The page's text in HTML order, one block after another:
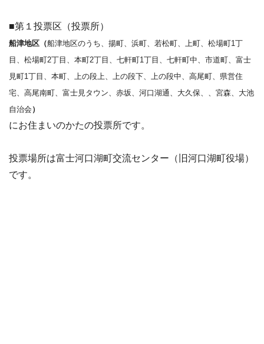
■第１投票区（投票所）
船津地区（船津地区のうち、揚町、浜町、若松町、上町、松場町1丁
目、松場町2丁目、本町2丁目、七軒町1丁目、七軒町中、市道町、 富士
見町1丁目、 本町、上の段上、上の段下、上の段中、高尾町、県営住
宅、高尾南町、富士見タウン、赤坂、河口湖通、大久保、、宮森、大池
自治会 ）
にお住まいのかたの投票所です。
投票場所は富士河口湖町交流センター（旧河口湖町役場）
です。